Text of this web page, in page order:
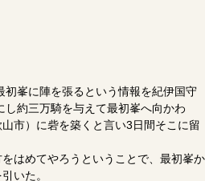
峯に陣を張るという情報を紀伊国守
約三万騎を与えて最初峯へ向かわ
市）に砦を築くと言い3日間そこに留